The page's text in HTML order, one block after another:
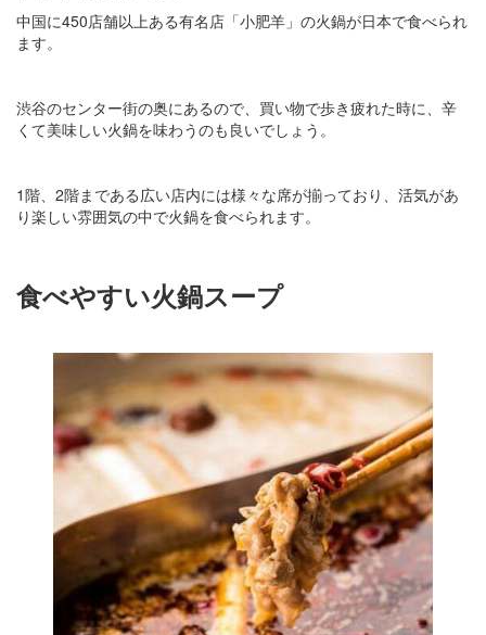
中国に450店舗以上ある有名店「小肥羊」の火鍋が日本で食べられ
ます。
渋谷のセンター街の奥にあるので、買い物で歩き疲れた時に、辛
くて美味しい火鍋を味わうのも良いでしょう。
1階、2階まである広い店内には様々な席が揃っており、活気があ
り楽しい雰囲気の中で火鍋を食べられます。
食べやすい火鍋スープ